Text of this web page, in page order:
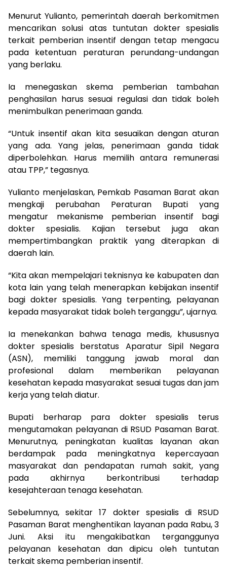
Menurut Yulianto, pemerintah daerah berkomitmen
mencarikan solusi atas tuntutan dokter spesialis
terkait pemberian insentif dengan tetap mengacu
pada ketentuan peraturan perundang-undangan
yang berlaku.
Ia menegaskan skema pemberian tambahan
penghasilan harus sesuai regulasi dan tidak boleh
menimbulkan penerimaan ganda.
“Untuk insentif akan kita sesuaikan dengan aturan
yang ada. Yang jelas, penerimaan ganda tidak
diperbolehkan. Harus memilih antara remunerasi
atau TPP,” tegasnya.
Yulianto menjelaskan, Pemkab Pasaman Barat akan
mengkaji perubahan Peraturan Bupati yang
mengatur mekanisme pemberian insentif bagi
dokter spesialis. Kajian tersebut juga akan
mempertimbangkan praktik yang diterapkan di
daerah lain.
“Kita akan mempelajari teknisnya ke kabupaten dan
kota lain yang telah menerapkan kebijakan insentif
bagi dokter spesialis. Yang terpenting, pelayanan
kepada masyarakat tidak boleh terganggu”, ujarnya.
Ia menekankan bahwa tenaga medis, khususnya
dokter spesialis berstatus Aparatur Sipil Negara
(ASN), memiliki tanggung jawab moral dan
profesional dalam memberikan pelayanan
kesehatan kepada masyarakat sesuai tugas dan jam
kerja yang telah diatur.
Bupati berharap para dokter spesialis terus
mengutamakan pelayanan di RSUD Pasaman Barat.
Menurutnya, peningkatan kualitas layanan akan
berdampak pada meningkatnya kepercayaan
masyarakat dan pendapatan rumah sakit, yang
pada akhirnya berkontribusi terhadap
kesejahteraan tenaga kesehatan.
Sebelumnya, sekitar 17 dokter spesialis di RSUD
Pasaman Barat menghentikan layanan pada Rabu, 3
Juni. Aksi itu mengakibatkan terganggunya
pelayanan kesehatan dan dipicu oleh tuntutan
terkait skema pemberian insentif.